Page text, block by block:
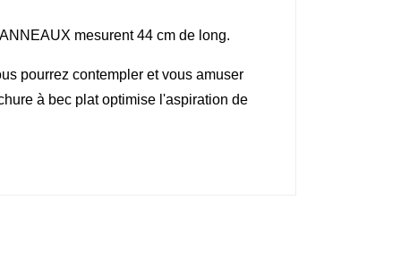
mesurent 44 cm de long.
pourrez contempler et vous amuser
à bec plat optimise l'aspiration de